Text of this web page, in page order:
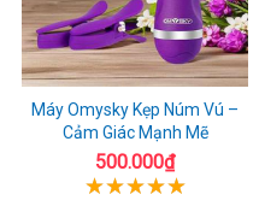
Máy Omysky Kẹp Núm Vú –
Cảm Giác Mạnh Mẽ
500.000₫